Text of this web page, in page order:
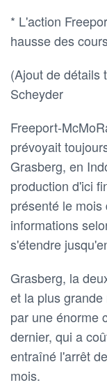
* L'action
hausse des
(Ajout de détails
Scheyder
Freeport-
prévoyait
Grasberg, en
production d'ici
présenté le
informations
s'étendre
Grasberg, la
et la plus
par une énorme
dernier, qui a
entraîné l'arrêt
mois.